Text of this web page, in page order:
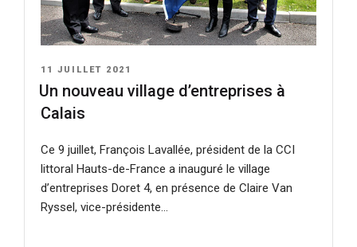
PUBLIÉ
LE
11 JUILLET 2021
Un nouveau village d’entreprises à
Calais
Ce 9 juillet, François Lavallée, président de la CCI
littoral Hauts-de-France a inauguré le village
d’entreprises Doret 4, en présence de Claire Van
Ryssel, vice-présidente…